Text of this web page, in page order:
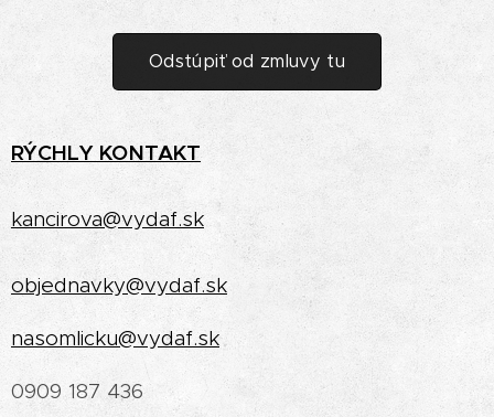
Odstúpiť od zmluvy tu
RÝCHLY KONTAKT
kancirova@vydaf.sk
objednavky@vydaf.sk
nasomlicku@vydaf.sk
0909 187 436